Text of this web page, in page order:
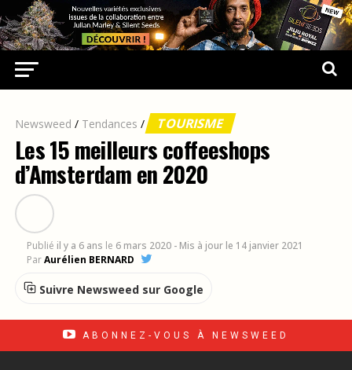
Newsweed / Tendances / TOURISME
Les 15 meilleurs coffeeshops
d’Amsterdam en 2020
Publié il y a 6 ans le 6 mars 2020 - Mis à jour le 14 janvier 2021
ParAurélien BERNARD
Suivre Newsweed sur Google
ABONNEZ-VOUS À NEWSWEED